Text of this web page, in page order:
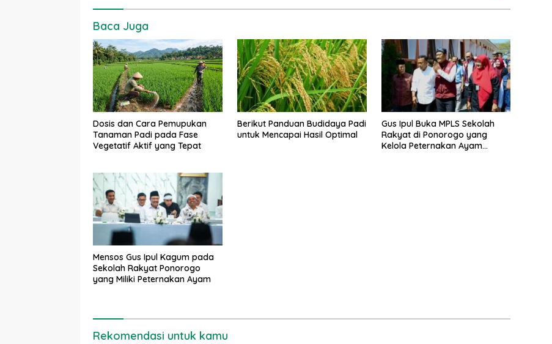
Baca Juga
Dosis dan Cara Pemupukan
Tanaman Padi pada Fase
Vegetatif Aktif yang Tepat
Berikut Panduan Budidaya Padi
untuk Mencapai Hasil Optimal
Gus Ipul Buka MPLS Sekolah
Rakyat di Ponorogo yang
Kelola Peternakan Ayam
Mensos Gus Ipul Kagum pada
Sekolah Rakyat Ponorogo
yang Miliki Peternakan Ayam
Rekomendasi untuk kamu